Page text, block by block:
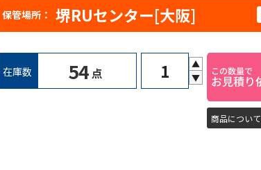
保管場所： 堺RUセンター[大阪]
在庫数 54 点
▲
▼
商品につい